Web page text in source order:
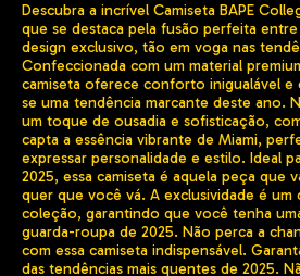
Descubra a incrível Camiseta BAPE
que se destaca pela fusão perfeita
design exclusivo, tão em voga nas
Confeccionada com um material
camiseta oferece conforto inigualável
se uma tendência marcante deste ano.
um toque de ousadia e sofisticação,
capta a essência vibrante de Miami,
expressar personalidade e estilo. Ideal
2025, essa camiseta é aquela peça que
quer que você vá. A exclusividade é um
coleção, garantindo que você tenha
guarda-roupa de 2025. Não perca a
com essa camiseta indispensável.
das tendências mais quentes de 2025.